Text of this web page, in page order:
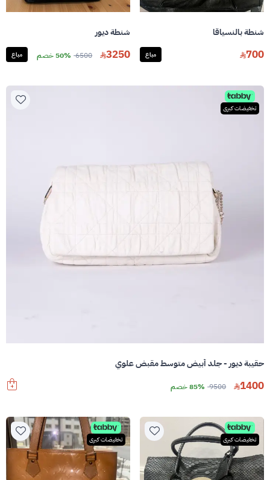
شنطة بالنسياقا
700 مباع
شنطة ديور
3250
6500 50% خصم مباع
تخفيضات كبرى
حقيبة ديور - جلد أبيض متوسط مقبض علوي
1400
9500 85% خصم
تخفيضات كبرى تخفيضات كبرى